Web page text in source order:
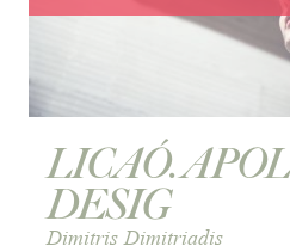
LICAÓ.
DESIG
Dimitris Dimitriadis